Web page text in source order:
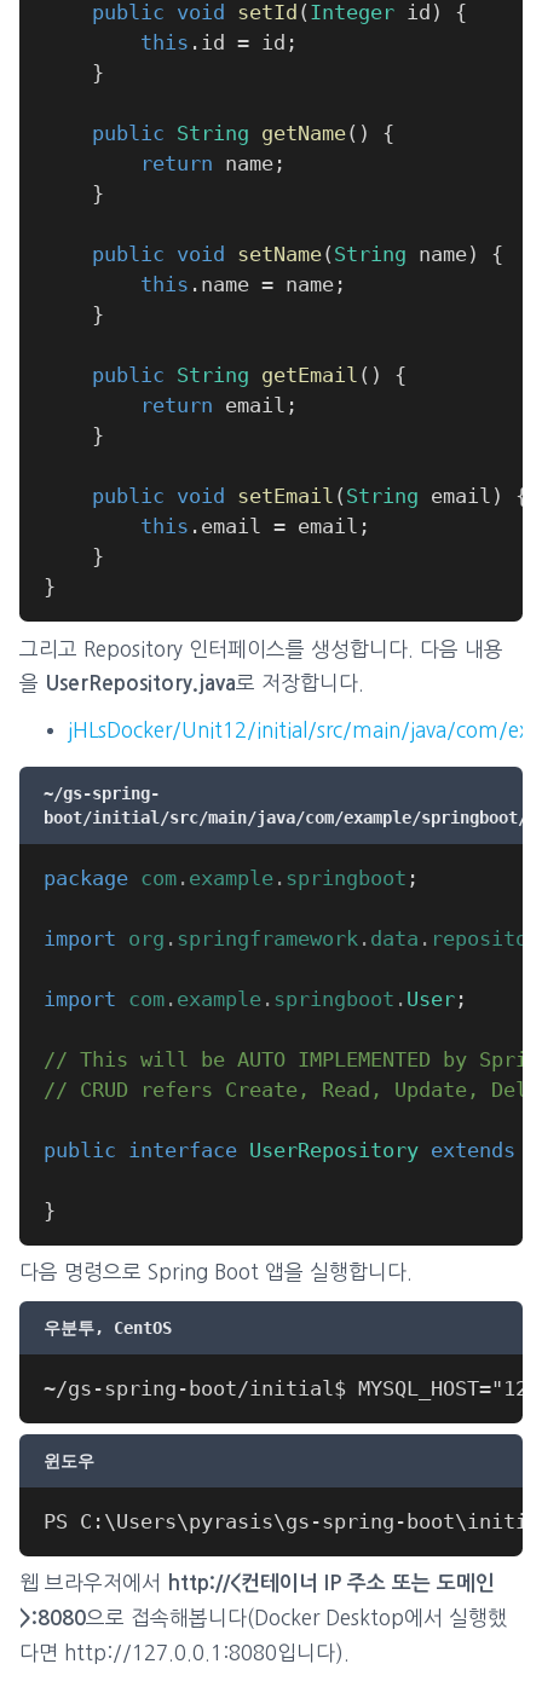
public void setId ( Integer id )
{
this . id = id ;
}
public String getName( )
{
return name ;
}
public void setName( String name)
{
this . name = name ;
}
public String getEmail ( )
{
return email ;
}
public void setEmail ( String email )
{
this . email = email ;
}
}
그리고 Repository 인터페이스를 생성합니다. 다음 내용
을 UserRepository.java로 저장합니다.
jHLsDocker/Unit12/initial/src/main/java/com/
~/gs-spring-
boot/initial/src/main/java/com/example/springboot/
package com . example . springboot ;
import org . springframework . data .
import com . example . springboot . User ;
// This will be AUTO IMPLEMENTED by
// CRUD refers Create, Read, Update,
public interface UserRepository extends
}
다음 명령으로 Spring Boot 앱을 실행합니다.
우분투, CentOS
윈도우
웹 브라우저에서
http://<컨테이너 IP 주소 또는 도메인
>:8080으로 접속해봅니다(Docker Desktop에서 실행했
다면 http://127.0.0.1:8080입니다).